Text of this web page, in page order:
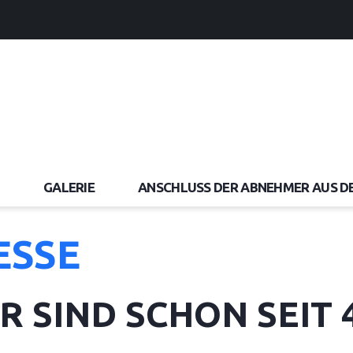
GALERIE ANSCHLUSS DER ABNEHMER AUS
SIND SCHON SEIT